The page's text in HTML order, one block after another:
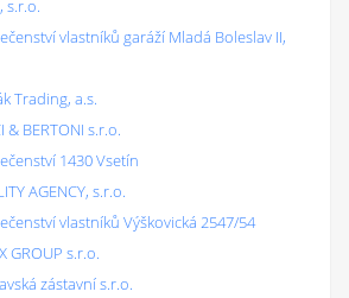
s.r.o.
vlastníků garáží Mladá Boleslav II,
Trading, a.s.
& BERTONI s.r.o.
1430 Vsetín
AGENCY, s.r.o.
vlastníků Výškovická 2547/54
GROUP s.r.o.
zástavní s.r.o.